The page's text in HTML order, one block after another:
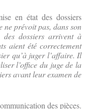
en état des dossiers
ne prévoit pas, dans son
dossiers arrivent à
aient été correctement
qu’à juger l’affaire. Il
l’office du juge de la
avant leur examen de
des pièces.